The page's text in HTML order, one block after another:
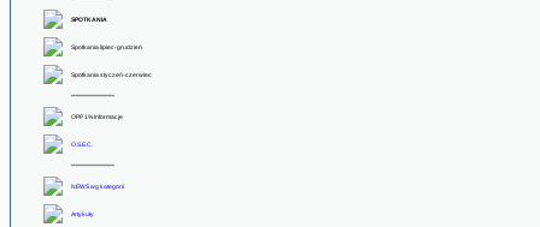
SPOTKANIA
Spotkania lipiec-grudzień
Spotkania styczeń-czerwiec
******************
OPP 1% Informacje
O.S.E.C.
******************
NEWS wg kategorii
Artykuły